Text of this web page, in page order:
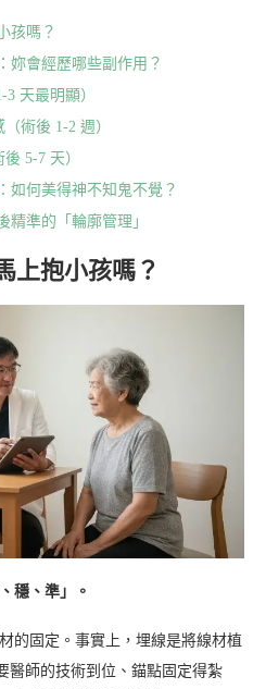
孩嗎？
妳會經歷哪些副作用？
天最明顯）
術後 1-2 週）
5-7 天）
如何美得神不知鬼不覺？
精準的「輪廓管理」
上抱小孩嗎？
穩、準」。
的固定。事實上，埋線是將線材植
醫師的技術到位、錨點固定得紮